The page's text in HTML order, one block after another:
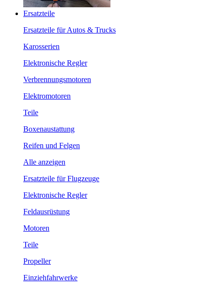
Ersatzteile
Ersatzteile für Autos & Trucks
Karosserien
Elektronische Regler
Verbrennungsmotoren
Elektromotoren
Teile
Boxenaustattung
Reifen und Felgen
Alle anzeigen
Ersatzteile für Flugzeuge
Elektronische Regler
Feldausrüstung
Motoren
Teile
Propeller
Einziehfahrwerke